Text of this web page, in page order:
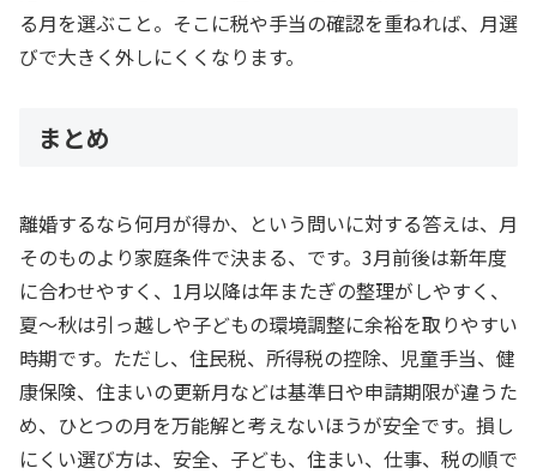
る月を選ぶこと。そこに税や手当の確認を重ねれば、月選
びで大きく外しにくくなります。
まとめ
離婚するなら何月が得か、という問いに対する答えは、月
そのものより家庭条件で決まる、です。3月前後は新年度
に合わせやすく、1月以降は年またぎの整理がしやすく、
夏〜秋は引っ越しや子どもの環境調整に余裕を取りやすい
時期です。ただし、住民税、所得税の控除、児童手当、健
康保険、住まいの更新月などは基準日や申請期限が違うた
め、ひとつの月を万能解と考えないほうが安全です。損し
にくい選び方は、安全、子ども、住まい、仕事、税の順で